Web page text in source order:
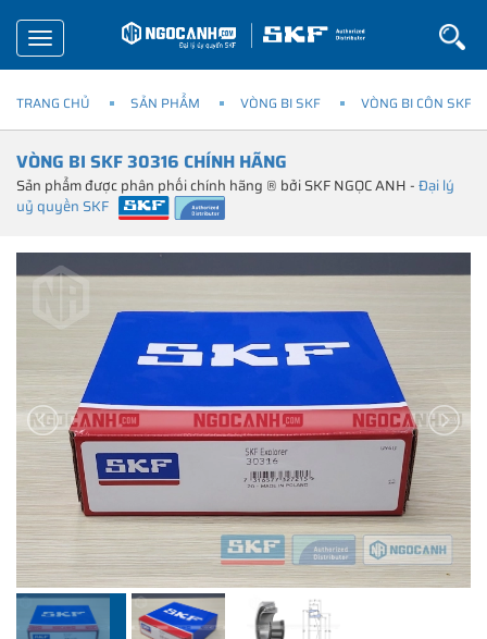
Toggle
navigation
TRANG CHỦ SẢN PHẨM VÒNG BI SKF VÒNG BI CÔN SKF
VÒNG BI SKF 30316 CHÍNH HÃNG
Sản phẩm được phân phối chính hãng ® bởi SKF NGỌC ANH -Đại lý
uỷ quyền SKF